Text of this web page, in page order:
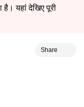
यहां देखिए पूरी
Share